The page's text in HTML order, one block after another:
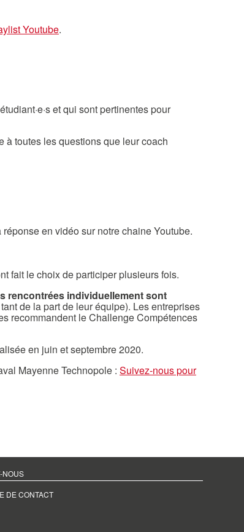
Youtube.
et qui sont pertinentes pour
à toutes les questions que leur coach
en vidéo sur notre chaine Youtube.
fait le choix de participer plusieurs fois.
rencontrées individuellement sont
de la part de leur équipe). Les entreprises
recommandent le Challenge Compétences
en juin et septembre 2020.
Mayenne Technopole : Suivez-nous pour
NOUS
DE CONTACT